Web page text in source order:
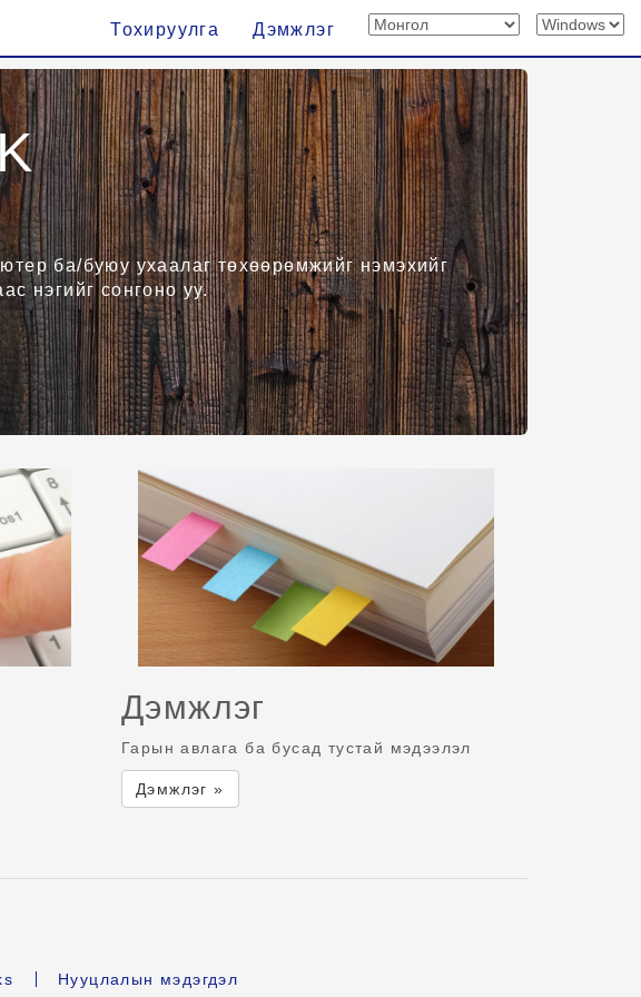
Тохируулга Дэмжлэг
ба/буюу ухаалаг төхөөрөмжийг нэмэхийг
нэгийг сонгоно уу.
Дэмжлэг
Гарын авлага ба бусад тустай мэдээлэл
Дэмжлэг »
Нууцлалын мэдэгдэл